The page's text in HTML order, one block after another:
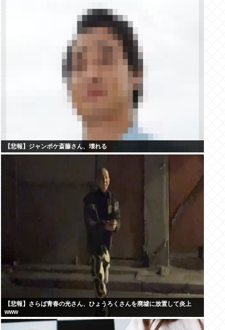
【悲報】ジャンポケ斎藤さん、壊れる
【悲報】さらば青春の光さん、ひょうろくさんを廃墟に放置して炎上
www